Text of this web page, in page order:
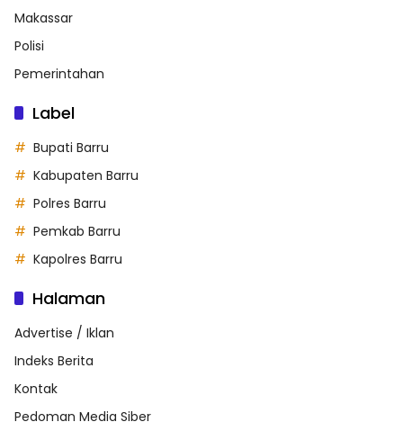
Makassar
Polisi
Pemerintahan
Label
Bupati Barru
Kabupaten Barru
Polres Barru
Pemkab Barru
Kapolres Barru
Halaman
Advertise / Iklan
Indeks Berita
Kontak
Pedoman Media Siber